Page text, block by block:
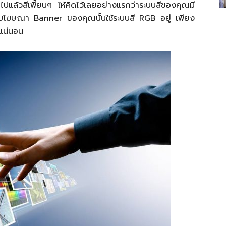
ล้วสีเพี้ยนๆ ให้คิดไว้เลยอย่างแรกว่าระบบสีของคุณมี
โฆษณา Banner ของคุณนั้นใช้ระบบสี RGB อยู่ เพียง
น่นอน